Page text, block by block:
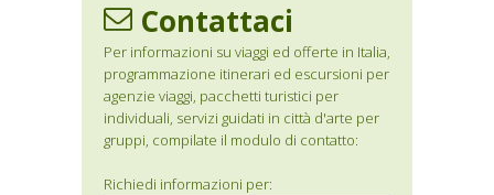
Contattaci
Per informazioni su viaggi ed offerte in Italia,
programmazione itinerari ed escursioni per
agenzie viaggi, pacchetti turistici per
individuali, servizi guidati in città d'arte per
gruppi, compilate il modulo di contatto:
Richiedi informazioni per: